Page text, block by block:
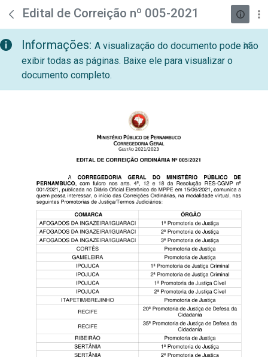
Pular para o Conteúdo principal
teste descricao
Edital de Correição nº 005-2021
Informações: A visualização do documento pode não
exibir todas as páginas. Baixe ele para visualizar o
documento completo.